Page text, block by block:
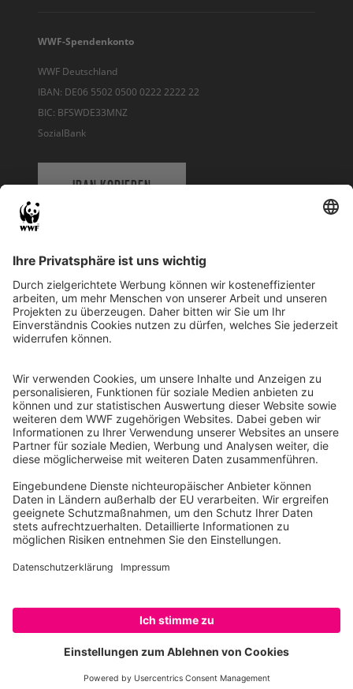
SPENDEN
WWF-Spendenkonto
WWF Deutschland
IBAN: DE06 5502 0500 0222 2222 22
BIC: BFSWDE33MNZ
SozialBank
IBAN KOPIEREN
WWF Deutschland
Reinhardtstr. 18
10117 Berlin
Ihre Spende kann steuerlich geltend gemacht werden
Registriert als Stiftung WWF Deutschland, Senatsverwaltung für
Justiz Berlin, Az: 3416/976/2
Umsatzsteuer-Identifikationsnummer: DE 114236103
Freistellungsbescheid: Als gemeinnützige Körperschaft befreit
von der Körperschaftssteuer gem. §5 I 9 KStg. unter der
Steuernummer 27/641/09321